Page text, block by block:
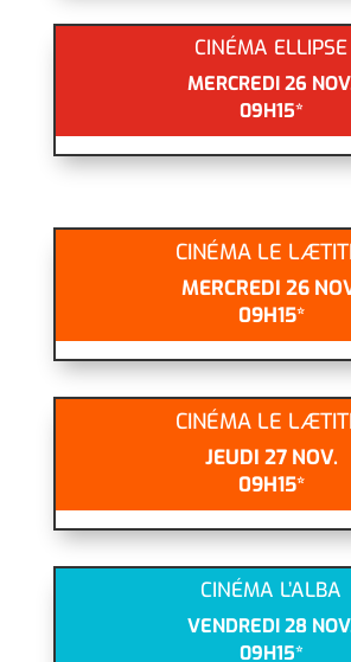
CINÉMA ELLIPSE
MERCREDI 26
09H15*
CINÉMA LE
MERCREDI 26
09H15*
CINÉMA LE
JEUDI 27 NOV.
09H15*
CINÉMA L’ALBA
VENDREDI 28
09H15*